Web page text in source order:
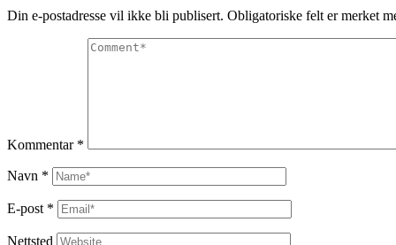
Din e-postadresse vil ikke bli publisert. Obligatoriske felt er merket
Kommentar *
Navn *
E-post *
Nettsted